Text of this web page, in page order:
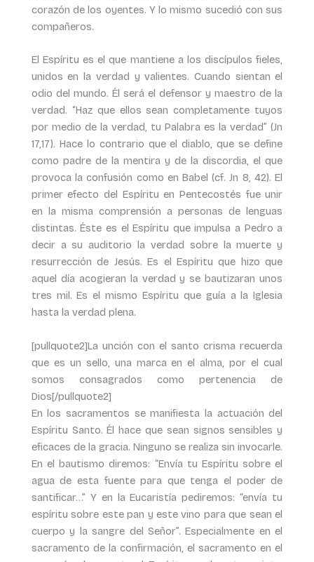
corazón de los oyentes. Y lo mismo sucedió con sus
compañeros.
El Espíritu es el que mantiene a los discípulos fieles,
unidos en la verdad y valientes. Cuando sientan el
odio del mundo. Él será el defensor y maestro de la
verdad. “Haz que ellos sean completamente tuyos
por medio de la verdad, tu Palabra es la verdad” (Jn
17,17). Hace lo contrario que el diablo, que se define
como padre de la mentira y de la discordia, el que
provoca la confusión como en Babel (cf. Jn 8, 42). El
primer efecto del Espíritu en Pentecostés fue unir
en la misma comprensión a personas de lenguas
distintas. Éste es el Espíritu que impulsa a Pedro a
decir a su auditorio la verdad sobre la muerte y
resurrección de Jesús. Es el Espíritu que hizo que
aquel día acogieran la verdad y se bautizaran unos
tres mil. Es el mismo Espíritu que guía a la Iglesia
hasta la verdad plena.
[pullquote2]La unción con el santo crisma recuerda
que es un sello, una marca en el alma, por el cual
somos consagrados como pertenencia de
Dios[/pullquote2]
En los sacramentos se manifiesta la actuación del
Espíritu Santo. Él hace que sean signos sensibles y
eficaces de la gracia. Ninguno se realiza sin invocarle.
En el bautismo diremos: “Envía tu Espíritu sobre el
agua de esta fuente para que tenga el poder de
santificar…” Y en la Eucaristía pediremos: “envía tu
espíritu sobre este pan y este vino para que sean el
cuerpo y la sangre del Señor”. Especialmente en el
sacramento de la confirmación, el sacramento en el